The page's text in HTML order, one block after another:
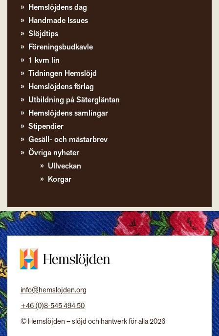
Hemslöjdens dag
Handmade Issues
Slöjdtips
Föreningsbudkavle
1 kvm lin
Tidningen Hemslöjd
Hemslöjdens förlag
Utbildning på Sätergläntan
Hemslöjdens samlingar
Stipendier
Gesäll- och mästarbrev
Övriga nyheter
Ullveckan
Korgar
info@hemslojden.org
+46 (0)8-545 494 50
© Hemslöjden – slöjd och hantverk för alla 2026